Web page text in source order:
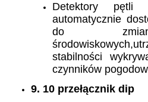
Detektory pętli
automatycznie
do
stabilności
czynników
9. 10 przełącznik dip